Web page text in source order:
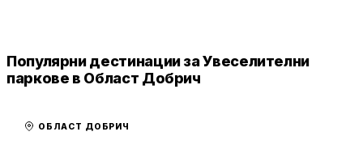
Популярни дестинации за Увеселителни
паркове в Област Добрич
ОБЛАСТ ДОБРИЧ